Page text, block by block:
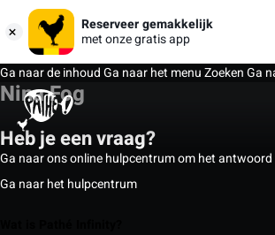
Reserveer gemakkelijk
met onze gratis app
Ga naar de inhoudGa naar het menuZoekenGa
Nina Fog
Heb je een vraag?
Ga naar ons online hulpcentrum om het antwoord
Ga naar het hulpcentrum